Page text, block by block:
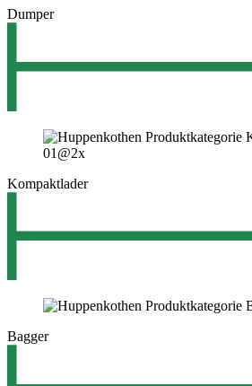
Dumper
Kompaktlader
Bagger